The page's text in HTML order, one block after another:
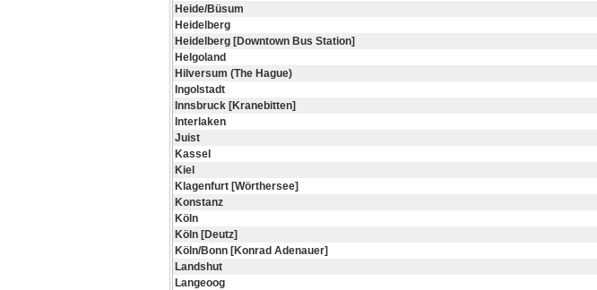
Heide/Büsum
Heidelberg
Heidelberg [Downtown Bus Station]
Helgoland
Hilversum (The Hague)
Ingolstadt
Innsbruck [Kranebitten]
Interlaken
Juist
Kassel
Kiel
Klagenfurt [Wörthersee]
Konstanz
Köln
Köln [Deutz]
Köln/Bonn [Konrad Adenauer]
Landshut
Langeoog